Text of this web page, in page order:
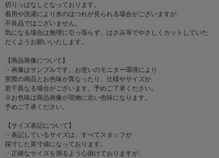
切りっぱなしとなっております。
着用や洗濯により糸のほつれが見られる場合がございますが
不良品ではございません。
気になる場合は無理に引っ張らず、はさみ等でやさしくカットしていた
だくようお願いいたします。
【商品画像について】
・画像はサンプルです。お使いのモニター環境により
実際の商品とお色味が異なったり、仕様やサイズが
若干異なる場合がございます。予めご了承ください。
※お色味は商品画像が現物に近い色味になります。
予めご了承ください。
【サイズ表記について】
・表記しているサイズは、すべてスタッフが
採寸した実寸値になっております。
・正確なサイズを測るよう心掛けておりますが、